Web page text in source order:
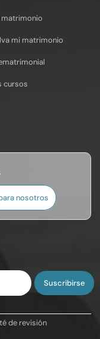
mi matrimonio
cursos
nosotros
de revisión